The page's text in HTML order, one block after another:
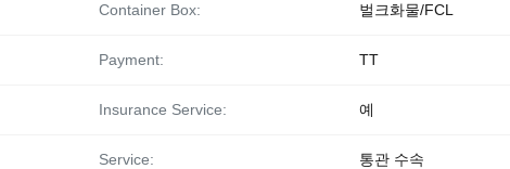
Container Box: 벌크화물/FCL
Payment: TT
Insurance Service: 예
Service: 통관 수속